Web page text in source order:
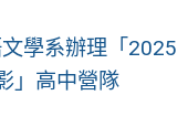
學系辦理「2025
」高中營隊